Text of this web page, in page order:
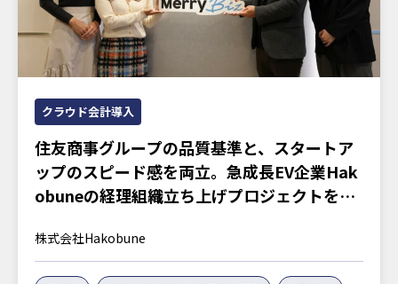
クラウド会計導入
住友商事グループの品質基準と、スタートア
ップのスピード感を両立。急成長EV企業Hak
obuneの経理組織立ち上げプロジェクトを訊
株式会社Hakobune